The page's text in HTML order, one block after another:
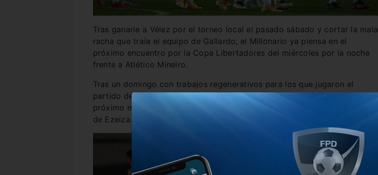
Tras ganarle a Vélez por el torneo local el pasado sábado y cortar la mala
racha que traía el equipo de Gallardo, el Millonario ya piensa en el
próximo encuentro por la Copa Libertadores del miércoles por la noche
frente a Atlético Mineiro.
Tras un domingo con trabajos regenerativos para los que jugaron el
partido del domingo, que serían los mismos que jueguen el encuentro del
próximo miércoles, River vuelve esta mañana a las prácticas en el predio
de Ezeiza.